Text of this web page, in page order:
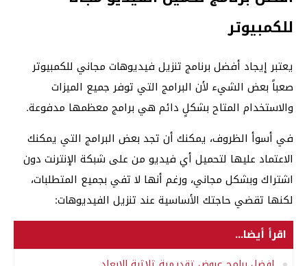
للكمبيوتر
يعتبر إيجاد أفضل برنامج تنزيل فيديوهات مجاني للكمبيوتر
صعباً بعض الشيء لأن البرامج التي توفر جميع الميزات
والاستخدام المتاح بشكلٍ دائم هي برامج معظمها مدفوعة.
في أسوأ الظروف، يمكنك أن تجد بعض البرامج التي يمكنك
الاعتماد عليها لتحميل أي فيديو من على شبكة الإنترنت دون
اشتراك وبشكل مجاني، ورغم أنها لا تفي بجميع المتطلبات،
لكنها تقضي حاجتك الأساسية عند تنزيل الفيديوهات:
اقرأ أيضا...